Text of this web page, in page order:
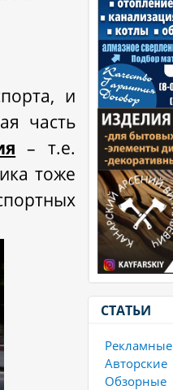
и
часть
– т.е.
тоже
СТАТЬИ
Рекламные
Авторские
Обзорные